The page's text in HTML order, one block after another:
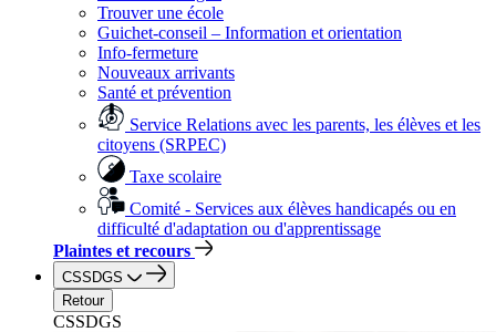
Trouver une école
Guichet-conseil – Information et orientation
Info-fermeture
Nouveaux arrivants
Santé et prévention
Service Relations avec les parents, les élèves et les
citoyens (SRPEC)
Taxe scolaire
Comité - Services aux élèves handicapés ou en
difficulté d'adaptation ou d'apprentissage
Plaintes et recours
CSSDGS
Retour
CSSDGS